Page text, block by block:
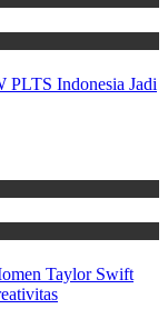
PLTS Indonesia Jadi
Taylor Swift